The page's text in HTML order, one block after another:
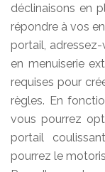
déclinaisons en
répondre à vos
portail, adressez-
en menuiserie
requises pour
règles. En
vous pourrez
portail
pourrez le